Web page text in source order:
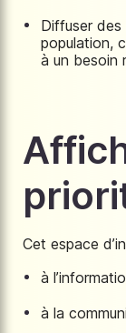
Diffuser
population,
à un besoin
Cet espace
à
à la